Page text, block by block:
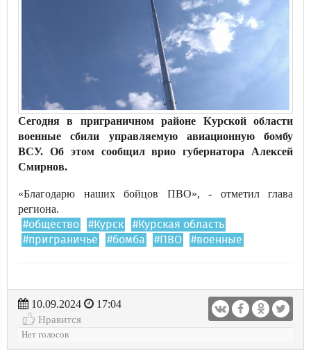
Сегодня в приграничном районе Курской области
военные сбили управляемую авиационную бомбу
ВСУ. Об этом сообщил врио губернатора Алексей
Смирнов.
«Благодарю наших бойцов ПВО», - отметил глава
региона.
#общество #Курск
#Курская область
#приграничье
#бомба #ПВО #военные
10.09.2024
17:04
Нравится
Нет голосов